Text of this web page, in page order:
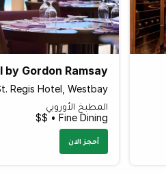
by Gordon Ramsay
Regis Hotel, Westbay
المطبخ الأوروبي
Fine Dining • $$
أحجز الان